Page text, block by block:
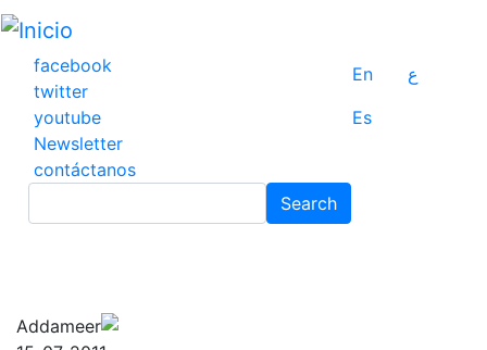
Pasar
contenido
principal
facebook
twitter
youtube
Newsletter
contáctanos
En
ع
Es
Search